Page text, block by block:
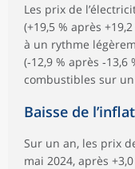
Les prix de
(+19,5 % après
à un rythme
(‑12,9 % après
combustibles sur un
Baisse de
Sur un an, les prix
mai 2024, après